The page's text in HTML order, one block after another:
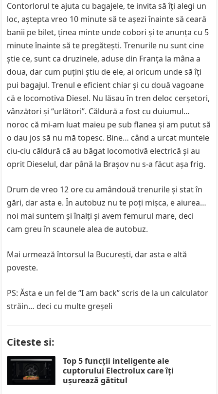
Contorlorul te ajuta cu bagajele, te invita să îţi alegi un
loc, aştepta vreo 10 minute să te aşezi înainte să ceară
banii pe bilet, ţinea minte unde cobori şi te anunţa cu 5
minute înainte să te pregăteşti. Trenurile nu sunt cine
ştie ce, sunt ca druzinele, aduse din Franţa la mâna a
doua, dar cum puţini ştiu de ele, ai oricum unde să îţi
pui bagajul. Trenul e eficient chiar şi cu două vagoane
că e locomotiva Diesel. Nu lăsau în tren deloc cerşetori,
vânzători şi “urlători”. Căldură a fost cu duiumul…
noroc că mi-am luat maieu pe sub flanea şi am putut să
o dau jos să nu mă topesc. Bine… când a urcat muntele
ciu-ciu căldură că au băgat locomotivă electrică şi au
oprit Dieselul, dar până la Braşov nu s-a făcut aşa frig.
Drum de vreo 12 ore cu amândouă trenurile şi stat în
gări, dar asta e. În autobuz nu te poţi mişca, e aiurea…
noi mai suntem şi înalţi şi avem femurul mare, deci
cam greu în scaunele alea de autobuz.
Mai urmează întorsul la Bucureşti, dar asta e altă
poveste.
PS: Ăsta e un fel de “I am back” scris de la un calculator
străin… deci cu multe greşeli
Citeste si:
Top 5 funcții inteligente ale
cuptorului Electrolux care îți
ușurează gătitul